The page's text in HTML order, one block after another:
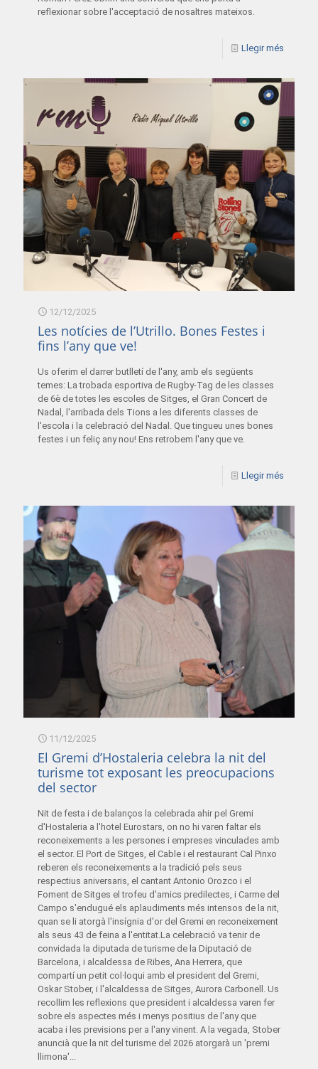
reflexionar sobre l'acceptació de nosaltres mateixos.
Llegir més
12/12/2025
Les notícies de l’Utrillo. Bones Festes i
fins l’any que ve!
Us oferim el darrer butlletí de l'any, amb els següents
temes: La trobada esportiva de Rugby-Tag de les classes
de 6è de totes les escoles de Sitges, el Gran Concert de
Nadal, l'arribada dels Tions a les diferents classes de
l'escola i la celebració del Nadal. Que tingueu unes bones
festes i un feliç any nou! Ens retrobem l'any que ve.
Llegir més
11/12/2025
El Gremi d’Hostaleria celebra la nit del
turisme tot exposant les preocupacions
del sector
Nit de festa i de balanços la celebrada ahir pel Gremi
d'Hostaleria a l'hotel Eurostars, on no hi varen faltar els
reconeixements a les persones i empreses vinculades amb
el sector. El Port de Sitges, el Cable i el restaurant Cal Pinxo
reberen els reconeixements a la tradició pels seus
respectius aniversaris, el cantant Antonio Orozco i el
Foment de Sitges el trofeu d'amics predilectes, i Carme del
Campo s'endugué els aplaudiments més intensos de la nit,
quan se li atorgà l'insígnia d'or del Gremi en reconeixement
als seus 43 de feina a l'entitat.La celebració va tenir de
convidada la diputada de turisme de la Diputació de
Barcelona, i alcaldessa de Ribes, Ana Herrera, que
compartí un petit col·loqui amb el president del Gremi,
Oskar Stober, i l'alcaldessa de Sitges, Aurora Carbonell. Us
recollim les reflexions que president i alcaldessa varen fer
sobre els aspectes més i menys positius de l'any que
acaba i les previsions per a l'any vinent. A la vegada, Stober
anuncià que la nit del turisme del 2026 atorgarà un 'premi
llimona'...